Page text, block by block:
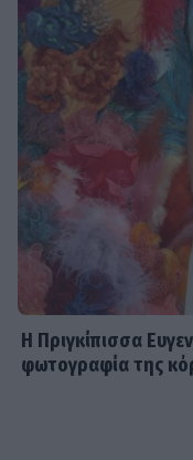
Η Πριγκίπισσα
φωτογραφία της